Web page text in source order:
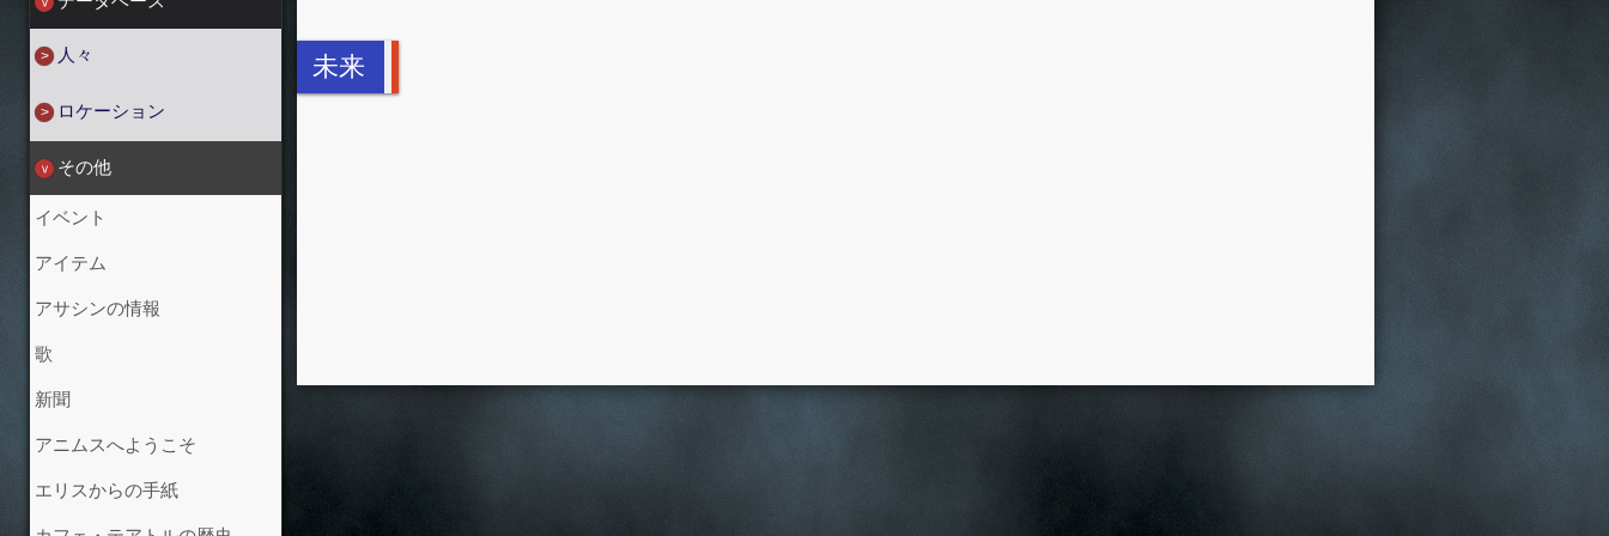
未来
人々
ロケーション
その他
イベント
アイテム
アサシンの情報
歌
新聞
アニムスへようこそ
エリスからの手紙